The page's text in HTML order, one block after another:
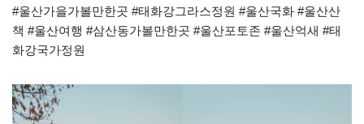
#울산가을가볼만한곳 #태화강그라스정원 #울산국화 #울산산
책 #울산여행 #삼산동가볼만한곳 #울산포토존 #울산억새 #태
화강국가정원